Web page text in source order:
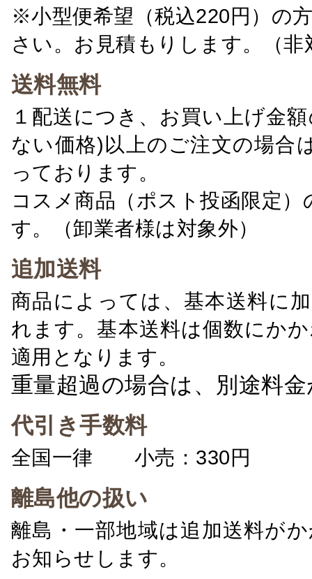
※小型便希望（税込220円）の
さい。お見積もりします。（非
送料無料
１配送につき、お買い上げ金
ない価格)以上のご注文の場合
っております。
コスメ商品（ポスト投函限定
す。（卸業者様は対象外）
追加送料
商品によっては、基本送料に
れます。基本送料は個数にか
適用となります。
重量超過の場合は、別途料
代引き手数料
全国一律 小売：330円 卸
離島他の扱い
離島・一部地域は追加送料が
お知らせします。